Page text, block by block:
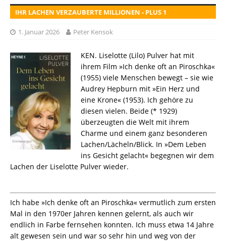
IHR LACHEN VERZAUBERTE MILLIONEN - PLUS 1
1. Januar 2026 Peter Kensok
KEN. Liselotte (Lilo) Pulver hat mit
ihrem Film »Ich denke oft an Piroschka«
(1955) viele Menschen bewegt – sie wie
Audrey Hepburn mit »Ein Herz und
eine Krone« (1953). Ich gehöre zu
diesen vielen. Beide (* 1929)
überzeugten die Welt mit ihrem
Charme und einem ganz besonderen
Lachen/Lächeln/Blick. In »Dem Leben
ins Gesicht gelacht« begegnen wir dem
Lachen der Liselotte Pulver wieder.
Ich habe »Ich denke oft an Piroschka« vermutlich zum ersten
Mal in den 1970er Jahren kennen gelernt, als auch wir
endlich in Farbe fernsehen konnten. Ich muss etwa 14 Jahre
alt gewesen sein und war so sehr hin und weg von der